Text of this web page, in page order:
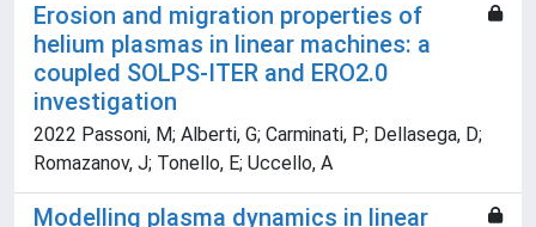
Erosion and migration properties of
helium plasmas in linear machines: a
coupled SOLPS-ITER and ERO2.0
investigation
2022 Passoni, M; Alberti, G; Carminati, P; Dellasega, D;
Romazanov, J; Tonello, E; Uccello, A
Modelling plasma dynamics in linear